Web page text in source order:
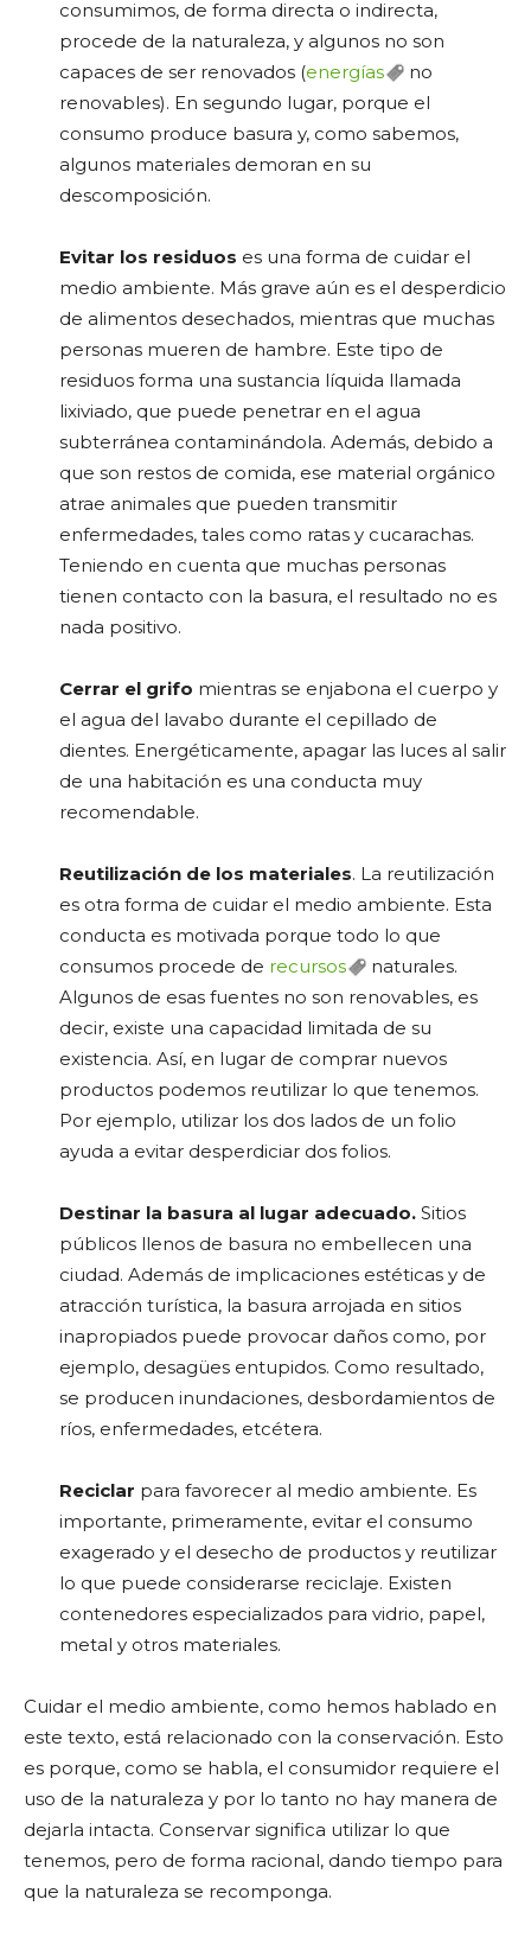
consumimos, de forma directa o indirecta,
procede de la naturaleza, y algunos no son
capaces de ser renovados (energías
no
renovables). En segundo lugar, porque el
consumo produce basura y, como sabemos,
algunos materiales demoran en su
descomposición.
Evitar los residuos es una forma de cuidar el
medio ambiente. Más grave aún es el desperdicio
de alimentos desechados, mientras que muchas
personas mueren de hambre. Este tipo de
residuos forma una sustancia líquida llamada
lixiviado, que puede penetrar en el agua
subterránea contaminándola. Además, debido a
que son restos de comida, ese material orgánico
atrae animales que pueden transmitir
enfermedades, tales como ratas y cucarachas.
Teniendo en cuenta que muchas personas
tienen contacto con la basura, el resultado no es
nada positivo.
Cerrar el grifo mientras se enjabona el cuerpo y
el agua del lavabo durante el cepillado de
dientes. Energéticamente, apagar las luces al salir
de una habitación es una conducta muy
recomendable.
Reutilización de los materiales. La reutilización
es otra forma de cuidar el medio ambiente. Esta
conducta es motivada porque todo lo que
consumos procede de recursos
naturales.
Algunos de esas fuentes no son renovables, es
decir, existe una capacidad limitada de su
existencia. Así, en lugar de comprar nuevos
productos podemos reutilizar lo que tenemos.
Por ejemplo, utilizar los dos lados de un folio
ayuda a evitar desperdiciar dos folios.
Destinar la basura al lugar adecuado. Sitios
públicos llenos de basura no embellecen una
ciudad. Además de implicaciones estéticas y de
atracción turística, la basura arrojada en sitios
inapropiados puede provocar daños como, por
ejemplo, desagües entupidos. Como resultado,
se producen inundaciones, desbordamientos de
ríos, enfermedades, etcétera.
Reciclar para favorecer al medio ambiente. Es
importante, primeramente, evitar el consumo
exagerado y el desecho de productos y reutilizar
lo que puede considerarse reciclaje. Existen
contenedores especializados para vidrio, papel,
metal y otros materiales.
Cuidar el medio ambiente, como hemos hablado en
este texto, está relacionado con la conservación. Esto
es porque, como se habla, el consumidor requiere el
uso de la naturaleza y por lo tanto no hay manera de
dejarla intacta. Conservar significa utilizar lo que
tenemos, pero de forma racional, dando tiempo para
que la naturaleza se recomponga.